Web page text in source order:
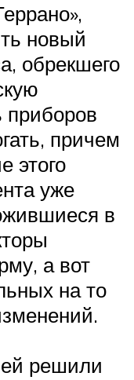
новый
обрекшего
приборов
причем
этого
уже
в
а вот
на то
решили